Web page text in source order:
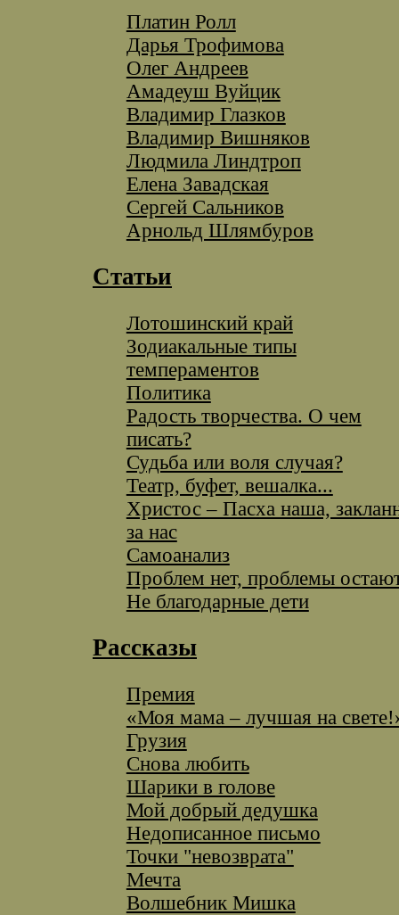
Платин Ролл
Дарья Трофимова
Олег Андреев
Амадеуш Вуйцик
Владимир Глазков
Владимир Вишняков
Людмила Линдтроп
Елена Завадская
Сергей Сальников
Арнольд Шлямбуров
Статьи
Лотошинский край
Зодиакальные типы
темпераментов
Политика
Радость творчества. О чем
писать?
Судьба или воля случая?
Театр, буфет, вешалка...
Христос – Пасха наша,
за нас
Самоанализ
Проблем нет, проблемы
Не благодарные дети
Рассказы
Премия
«Моя мама – лучшая на
Грузия
Снова любить
Шарики в голове
Мой добрый дедушка
Недописанное письмо
Точки "невозврата"
Мечта
Волшебник Мишка